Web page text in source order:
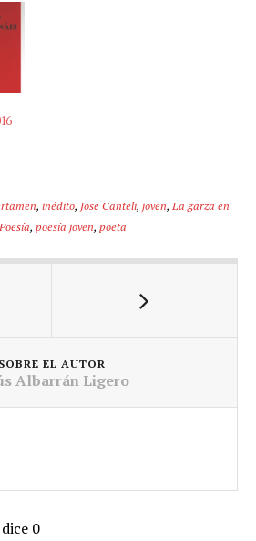
, inédito, Jose Canteli, joven, La garza en
Poesía, poesía joven, poeta
SOBRE EL AUTOR
Albarrán Ligero
0